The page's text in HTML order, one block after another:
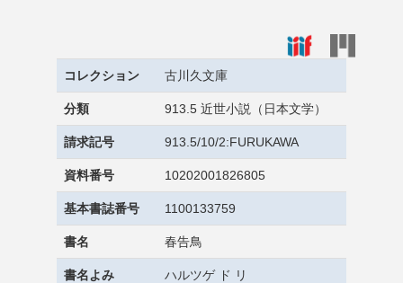
コレクション 古川久文庫
分類 913.5 近世小説（日本文学）
請求記号 913.5/10/2:FURUKAWA
資料番号 10202001826805
基本書誌番号 1100133759
書名 春告鳥
書名よみ ハルツゲ ド リ